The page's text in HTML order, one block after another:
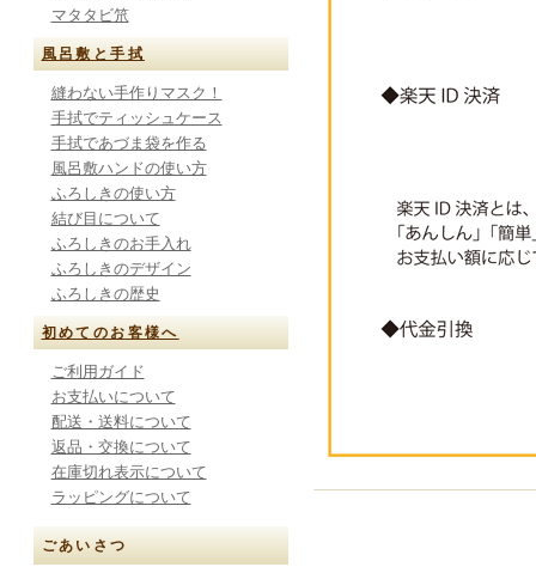
マタタビ笊
風呂敷と手拭
縫わない手作りマスク！
手拭でティッシュケース
手拭であづま袋を作る
風呂敷ハンドの使い方
ふろしきの使い方
結び目について
ふろしきのお手入れ
ふろしきのデザイン
ふろしきの歴史
初めてのお客様へ
ご利用ガイド
お支払いについて
配送・送料について
返品・交換について
在庫切れ表示について
ラッピングについて
ごあいさつ